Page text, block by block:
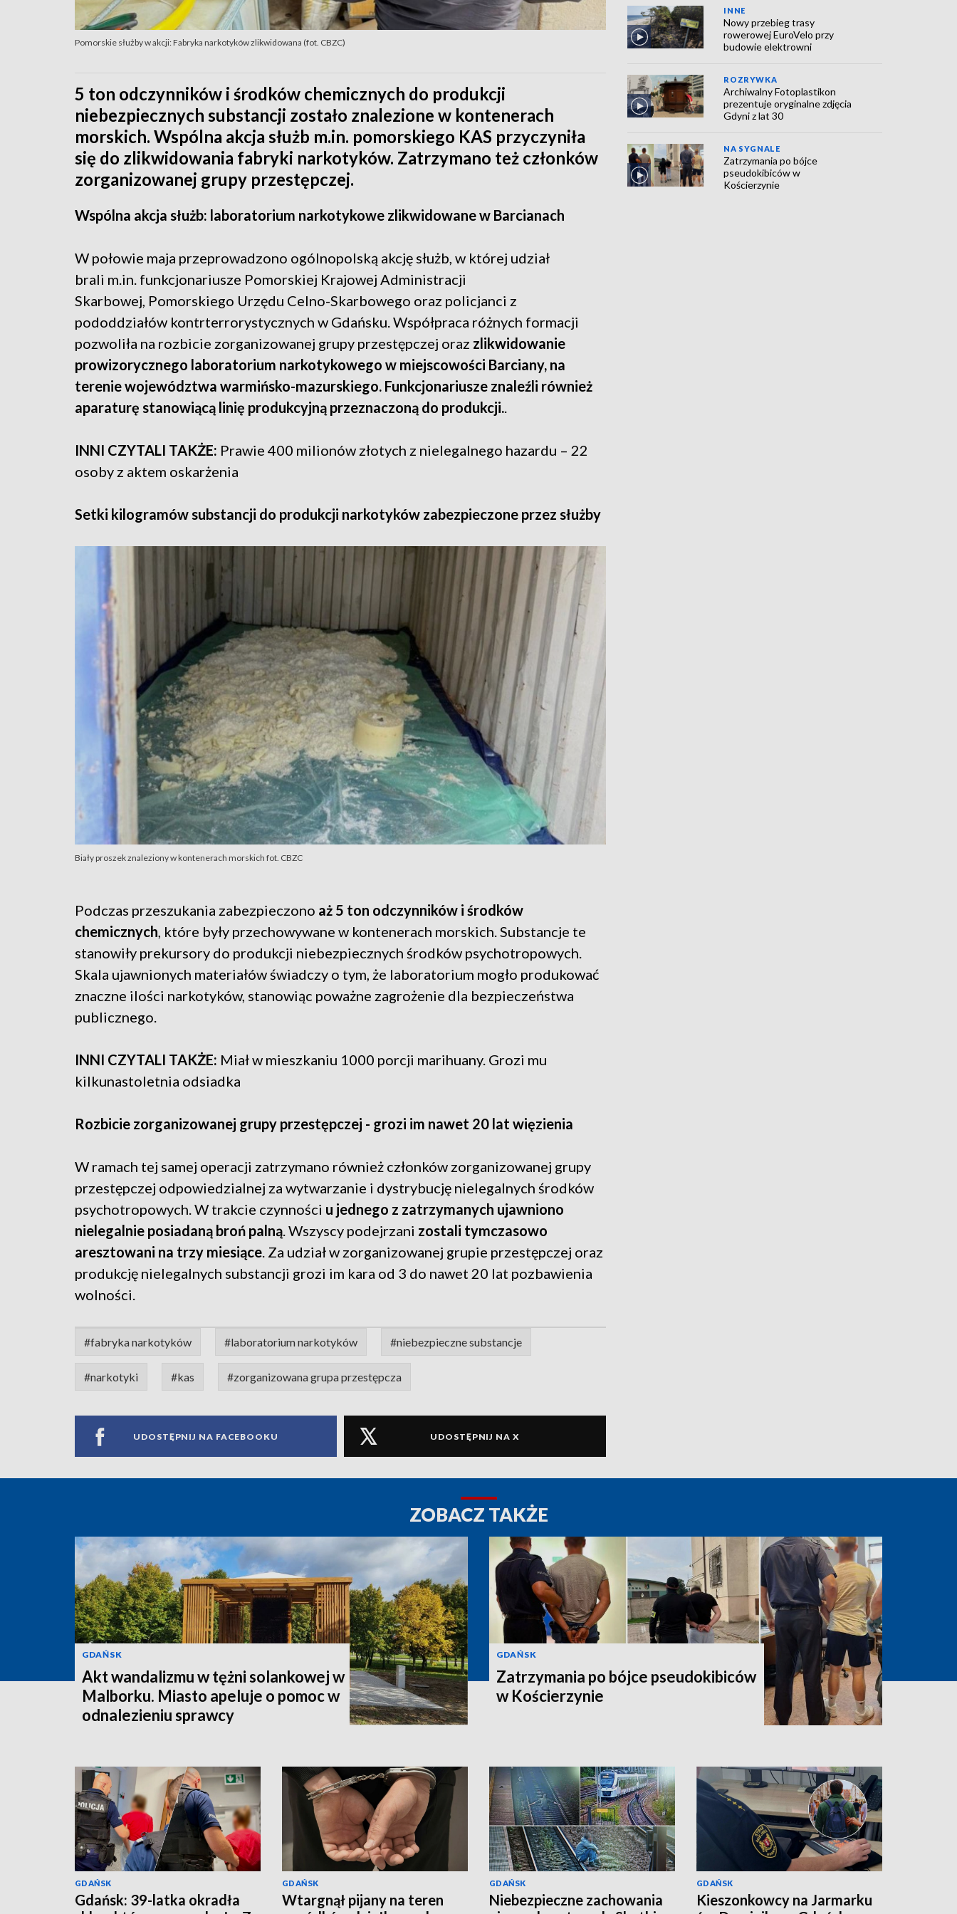
Pomorskie służby w akcji: Fabryka narkotyków zlikwidowana (fot. CBZC)
5 ton odczynników i środków chemicznych do produkcji
niebezpiecznych substancji zostało znalezione w kontenerach
morskich. Wspólna akcja służb m.in. pomorskiego KAS przyczyniła
się do zlikwidowania fabryki narkotyków. Zatrzymano też członków
zorganizowanej grupy przestępczej.
Wspólna akcja służb: laboratorium narkotykowe zlikwidowane w Barcianach
W połowie maja przeprowadzono ogólnopolską akcję służb, w której udział
brali m.in. funkcjonariusze Pomorskiej Krajowej Administracji
Skarbowej, Pomorskiego Urzędu Celno-Skarbowego oraz policjanci z
pododdziałów kontrterrorystycznych w Gdańsku. Współpraca różnych formacji
pozwoliła na rozbicie zorganizowanej grupy przestępczej oraz zlikwidowanie
prowizorycznego laboratorium narkotykowego w miejscowości Barciany, na
terenie województwa warmińsko-mazurskiego. Funkcjonariusze znaleźli również
aparaturę stanowiącą linię produkcyjną przeznaczoną do produkcji.
INNI CZYTALI TAKŻE: Prawie 400 milionów złotych z nielegalnego hazardu – 22
osoby z aktem oskarżenia
Setki kilogramów substancji do produkcji narkotyków zabezpieczone przez służby
Biały proszek znaleziony w kontenerach morskich fot. CBZC
Podczas przeszukania zabezpieczono aż 5 ton odczynników i środków
chemicznych, które były przechowywane w kontenerach morskich. Substancje te
stanowiły prekursory do produkcji niebezpiecznych środków psychotropowych.
Skala ujawnionych materiałów świadczy o tym, że laboratorium mogło produkować
znaczne ilości narkotyków, stanowiąc poważne zagrożenie dla bezpieczeństwa
publicznego.
INNI CZYTALI TAKŻE: Miał w mieszkaniu 1000 porcji marihuany. Grozi mu
kilkunastoletnia odsiadka
Rozbicie zorganizowanej grupy przestępczej - grozi im nawet 20 lat więzienia
W ramach tej samej operacji zatrzymano również członków zorganizowanej grupy
przestępczej odpowiedzialnej za wytwarzanie i dystrybucję nielegalnych środków
psychotropowych. W trakcie czynności u jednego z zatrzymanych ujawniono
nielegalnie posiadaną broń palną. Wszyscy podejrzani zostali tymczasowo
aresztowani na trzy miesiące. Za udział w zorganizowanej grupie przestępczej oraz
produkcję nielegalnych substancji grozi im kara od 3 do nawet 20 lat pozbawienia
wolności.
#fabryka narkotyków #laboratorium narkotyków #niebezpieczne substancje
#narkotyki #kas #zorganizowana grupa przestępcza
UDOSTĘPNIJ NA FACEBOOKU UDOSTĘPNIJ NA X
INNE
Nowy przebieg trasy
rowerowej EuroVelo przy
budowie elektrowni
ROZRYWKA
Archiwalny Fotoplastikon
prezentuje oryginalne zdjęcia
Gdyni z lat 30
NA SYGNALE
Zatrzymania po bójce
pseudokibiców w
Kościerzynie
ZOBACZ TAKŻE
GDAŃSK
Akt wandalizmu w tężni solankowej w
Malborku. Miasto apeluje o pomoc w
odnalezieniu sprawcy
GDAŃSK
Zatrzymania po bójce pseudokibiców
w Kościerzynie
GDAŃSK
Gdańsk: 39-latka okradła
GDAŃSK
Wtargnął pijany na teren
GDAŃSK
Niebezpieczne zachowania
GDAŃSK
Kieszonkowcy na Jarmarku